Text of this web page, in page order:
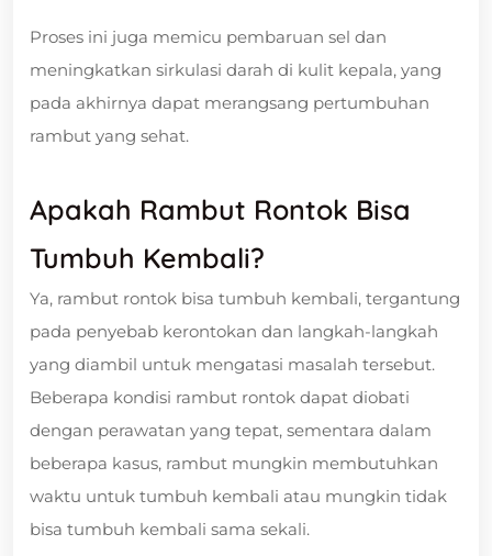
Proses ini juga memicu pembaruan sel dan
meningkatkan sirkulasi darah di kulit kepala, yang
pada akhirnya dapat merangsang pertumbuhan
rambut yang sehat.
Apakah Rambut Rontok Bisa
Tumbuh Kembali?
Ya, rambut rontok bisa tumbuh kembali, tergantung
pada penyebab kerontokan dan langkah-langkah
yang diambil untuk mengatasi masalah tersebut.
Beberapa kondisi rambut rontok dapat diobati
dengan perawatan yang tepat, sementara dalam
beberapa kasus, rambut mungkin membutuhkan
waktu untuk tumbuh kembali atau mungkin tidak
bisa tumbuh kembali sama sekali.